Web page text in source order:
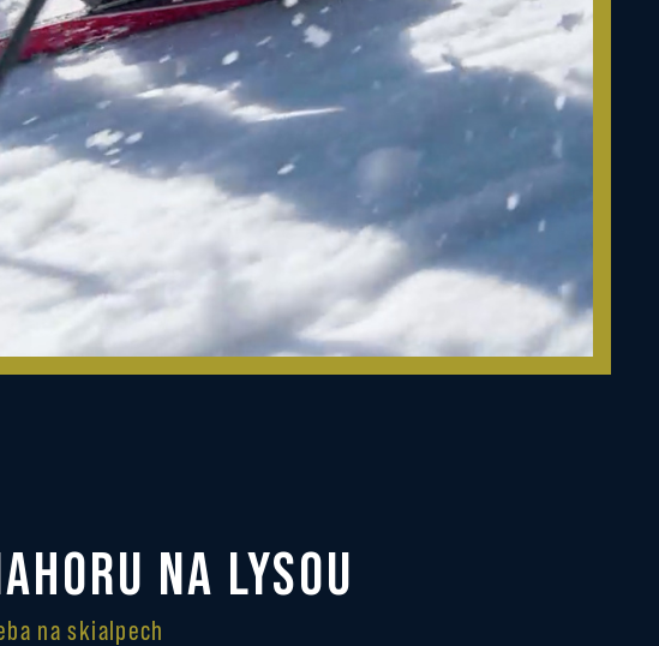
NA LYSOU
na skialpech